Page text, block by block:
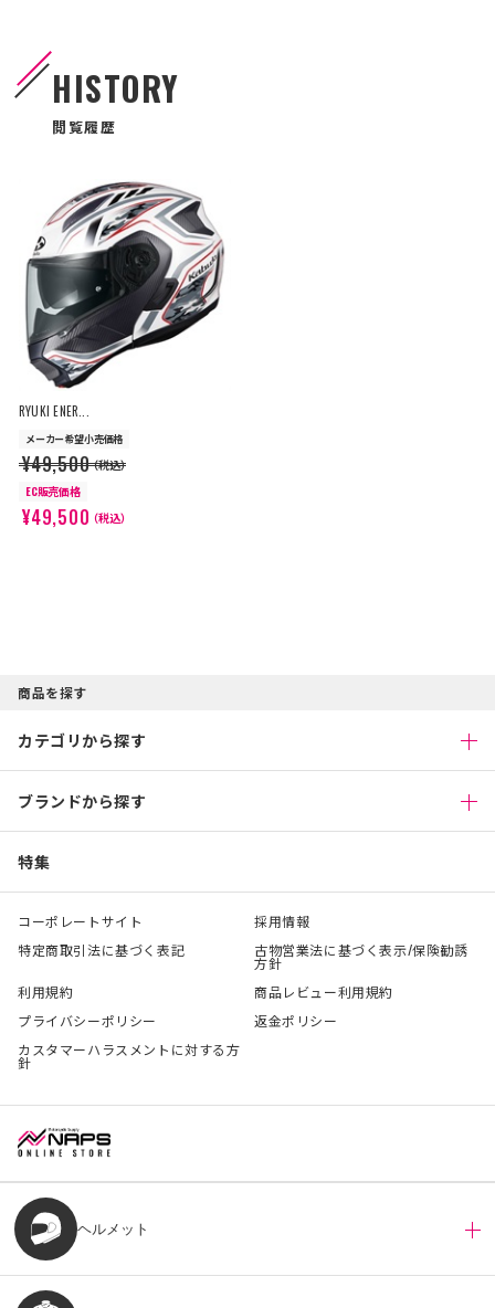
HISTORY
閲覧履歴
RYUKI ENER...
メーカー希望小売価格
¥49,500（税込）
EC販売価格
¥49,500（税込）
商品を探す
カテゴリから探す
ブランドから探す
特集
コーポレートサイト
採用情報
特定商取引法に基づく表記
古物営業法に基づく表示/保険勧誘
方針
利用規約
商品レビュー利用規約
プライバシーポリシー
返金ポリシー
カスタマーハラスメントに対する方
針
ヘルメット